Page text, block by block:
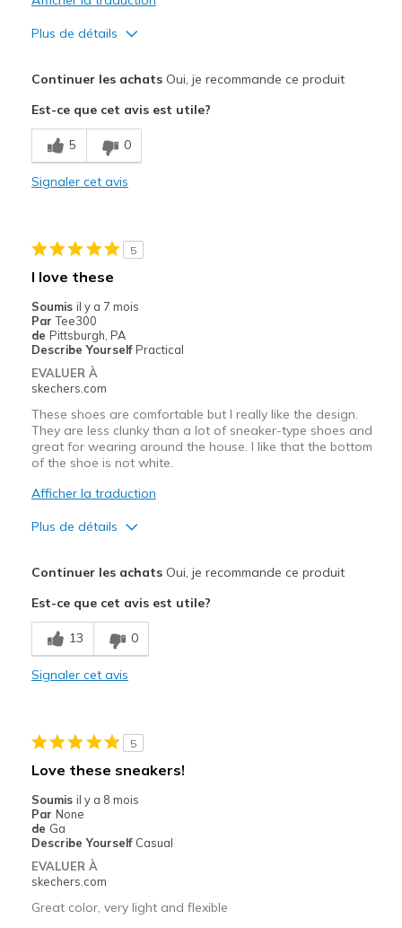
Plus de détails
Durable
Les meilleures utilisations
Casual Wear
View On Shoes
Continuer les achatsOui, je recommande ce produit
Est-ce que cet avis est utile?
5 0
Signaler cet avis
5
I love these
Soumis il y a 7 mois
Par Tee300
de Pittsburgh, PA
Describe Yourself Practical
EVALUER À
skechers.com
These shoes are comfortable but I really like the design.
They are less clunky than a lot of sneaker-type shoes and
great for wearing around the house. I like that the bottom
of the shoe is not white.
Afficher la traduction
Plus de détails
Comfortable
Stylish
View On Shoes
Continuer les achatsOui, je recommande ce produit
Est-ce que cet avis est utile?
13 0
Signaler cet avis
5
Love these sneakers!
Soumis il y a 8 mois
Par None
de Ga
Describe Yourself Casual
EVALUER À
skechers.com
Great color, very light and flexible